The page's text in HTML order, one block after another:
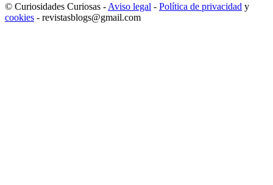
© Curiosidades Curiosas - Aviso legal - Política de privacidad y
cookies - revistasblogs@gmail.com